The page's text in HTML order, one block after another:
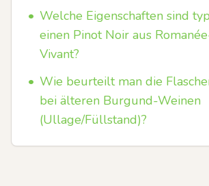
• Welche Eigenschaften sind
einen Pinot Noir aus
Vivant?
• Wie beurteilt man die
bei älteren Burgund-Weinen
(Ullage/Füllstand)?